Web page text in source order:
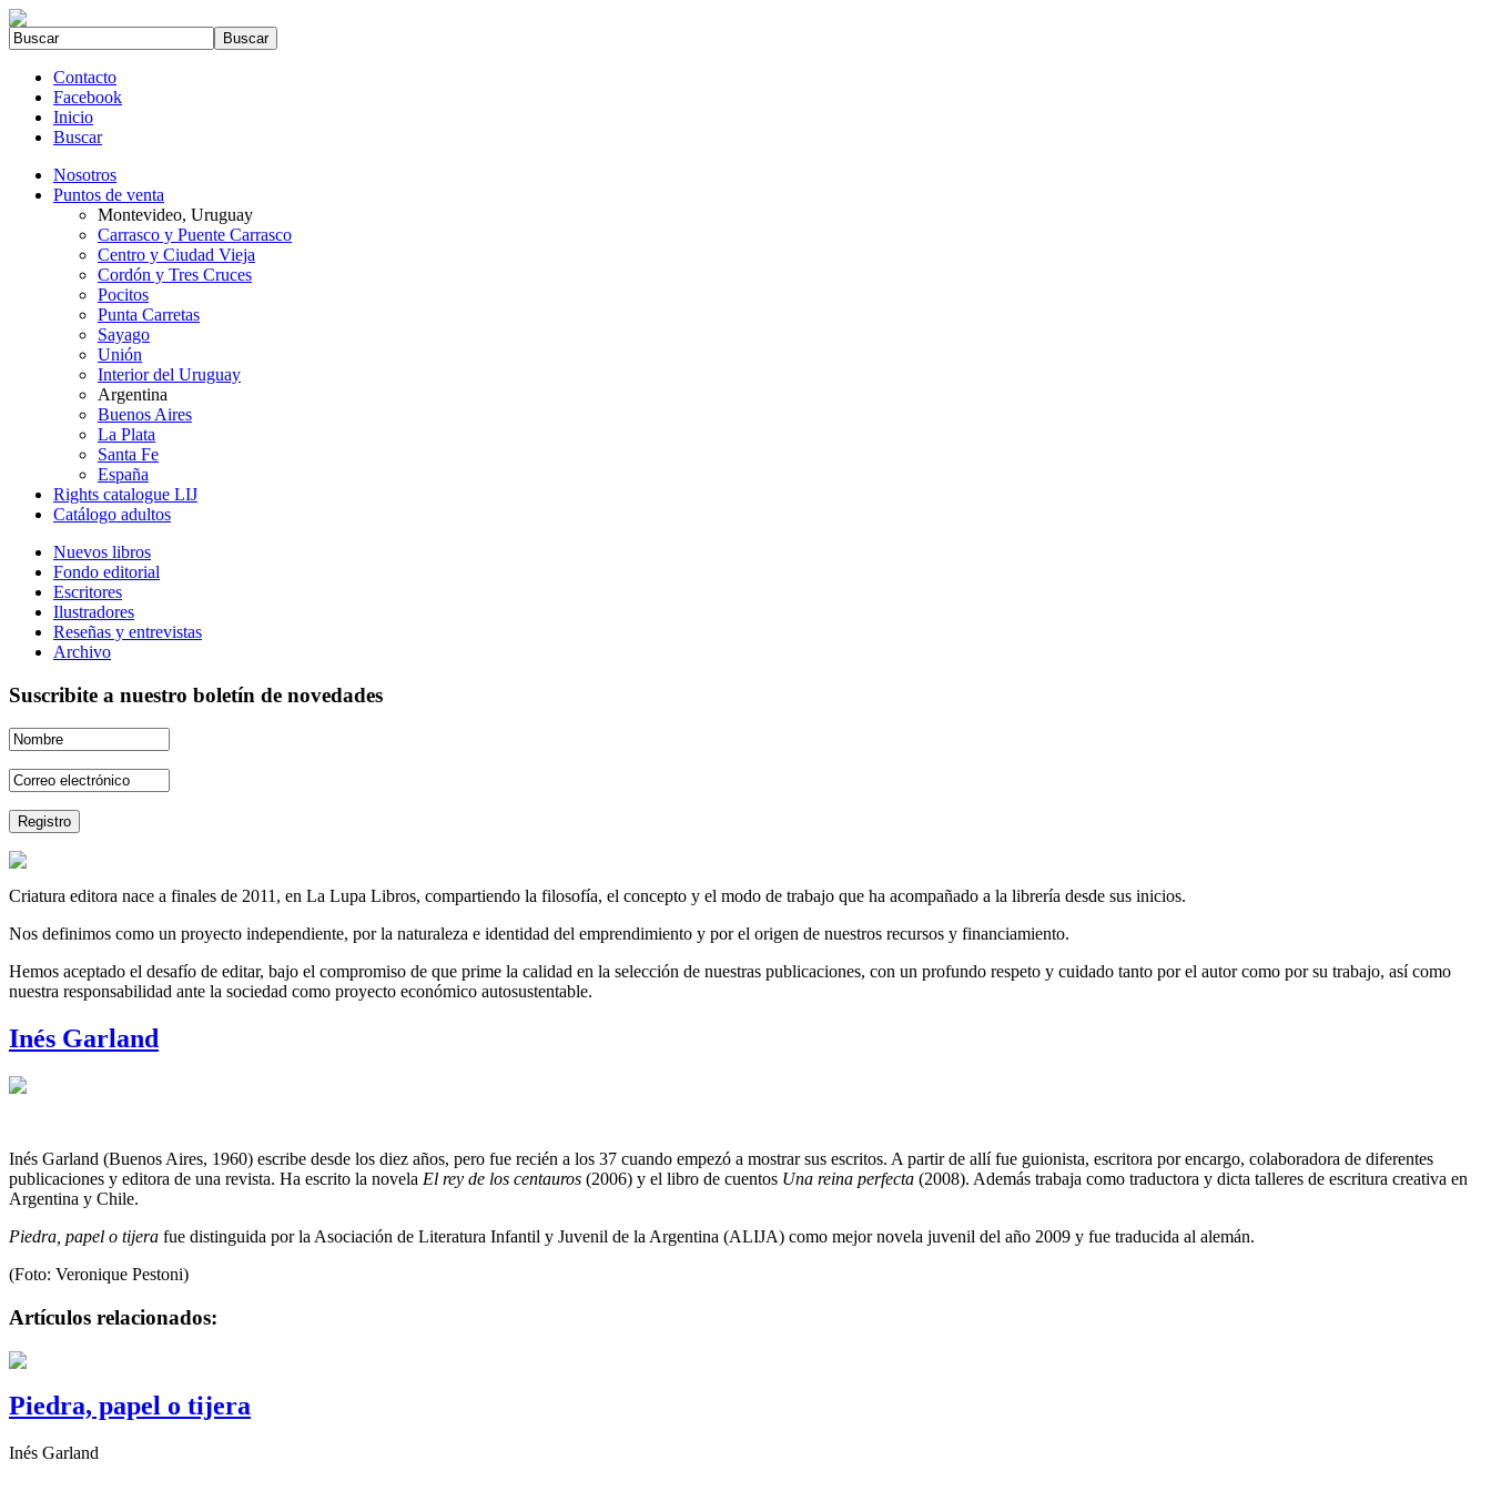
Contacto
Facebook
Inicio
Buscar
Nosotros
Puntos de venta
Montevideo, Uruguay
Carrasco y Puente Carrasco
Centro y Ciudad Vieja
Cordón y Tres Cruces
Pocitos
Punta Carretas
Sayago
Unión
Interior del Uruguay
Argentina
Buenos Aires
La Plata
Santa Fe
España
Rights catalogue LIJ
Catálogo adultos
Nuevos libros
Fondo editorial
Escritores
Ilustradores
Reseñas y entrevistas
Archivo
Suscribite a nuestro boletín de novedades
Criatura editora nace a finales de 2011, en La Lupa Libros, compartiendo la filosofía, el concepto y el modo de trabajo que ha acompañado a la librería desde sus inicios.
Nos definimos como un proyecto independiente, por la naturaleza e identidad del emprendimiento y por el origen de nuestros recursos y financiamiento.
Hemos aceptado el desafío de editar, bajo el compromiso de que prime la calidad en la selección de nuestras publicaciones, con un profundo respeto y cuidado tanto por el autor como por su trabajo, así como
nuestra responsabilidad ante la sociedad como proyecto económico autosustentable.
Inés Garland
Inés Garland (Buenos Aires, 1960) escribe desde los diez años, pero fue recién a los 37 cuando empezó a mostrar sus escritos. A partir de allí fue guionista, escritora por encargo, colaboradora de diferentes
publicaciones y editora de una revista. Ha escrito la novela El rey de los centauros (2006) y el libro de cuentos Una reina perfecta (2008). Además trabaja como traductora y dicta talleres de escritura creativa en
Argentina y Chile.
Piedra, papel o tijera fue distinguida por la Asociación de Literatura Infantil y Juvenil de la Argentina (ALIJA) como mejor novela juvenil del año 2009 y fue traducida al alemán.
(Foto: Veronique Pestoni)
Artículos relacionados:
Piedra, papel o tijera
Inés Garland